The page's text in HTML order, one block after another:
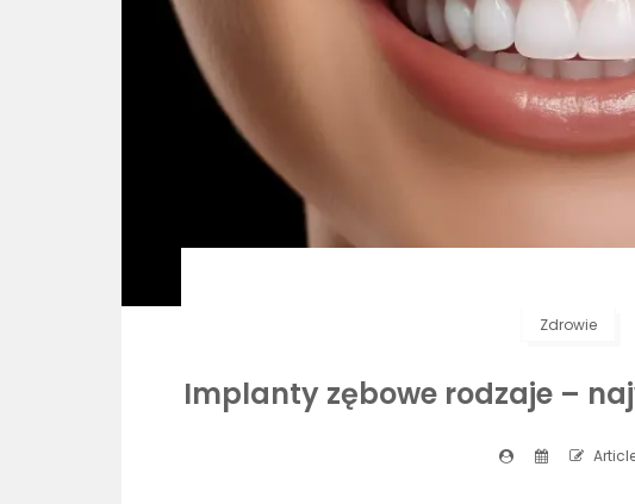
Zdrowie
Implanty zębowe rodzaje –